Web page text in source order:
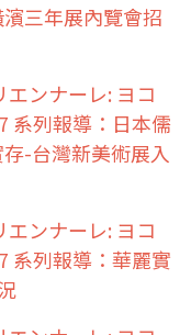
三年展內覽會招
ンナーレ: ヨコ
系列報導：日本儒
-台灣新美術展入
ンナーレ: ヨコ
系列報導：華麗實